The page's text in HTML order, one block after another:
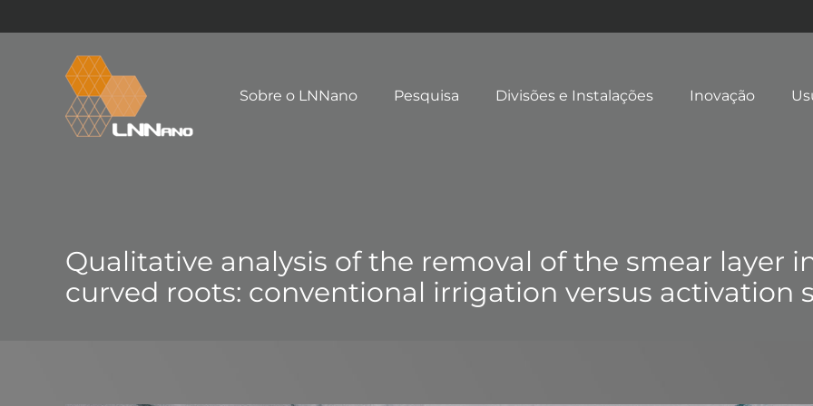
Sobre o LNNano Pesquisa Divisões e Instalações Inovação
Qualitative analysis of the removal of the smear layer
curved roots: conventional irrigation versus activation